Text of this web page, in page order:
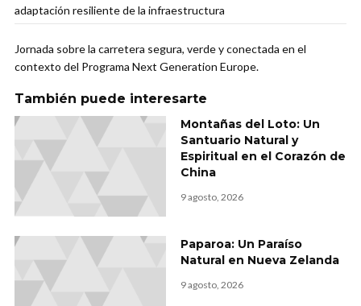
adaptación resiliente de la infraestructura
Jornada sobre la carretera segura, verde y conectada en el
contexto del Programa Next Generation Europe.
También puede interesarte
Montañas del Loto: Un
Santuario Natural y
Espiritual en el Corazón de
China
9 agosto, 2026
Paparoa: Un Paraíso
Natural en Nueva Zelanda
9 agosto, 2026